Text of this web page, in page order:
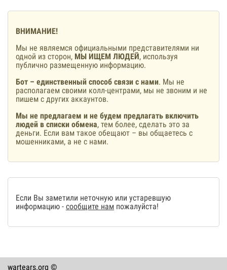
ВНИМАНИЕ!
Мы не являемся официальными представителями ни
одной из сторон, МЫ ИЩЕМ ЛЮДЕЙ, используя
публично размещенную информацию.
Бот – единственный способ связи с нами. Мы не
располагаем своими колл-центрами, мы не звоним и не
пишем с других аккаунтов.
Мы не предлагаем и не будем предлагать включить
людей в списки обмена, тем более, сделать это за
деньги. Если вам такое обещают – вы общаетесь с
мошенниками, а не с нами.
Если Вы заметили неточную или устаревшую
информацию - сообщите нам пожалуйста!
wartears.org ©